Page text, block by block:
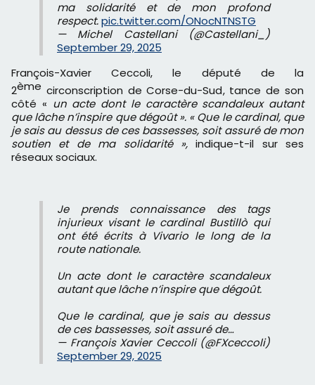
ma solidarité et de mon profond
respect.pic.twitter.com/ONocNTNSTG
— Michel Castellani (@Castellani_)
September 29, 2025
François-Xavier Ceccoli, le député de la
2ème circonscription de Corse-du-Sud, tance de son
côté « un acte dont le caractère scandaleux autant
que lâche n’inspire que dégoût ». « Que le cardinal, que
je sais au dessus de ces bassesses, soit assuré de mon
soutien et de ma solidarité »,indique-t-il sur ses
réseaux sociaux.
Je prends connaissance des tags
injurieux visant le cardinal Bustillò qui
ont été écrits à Vivario le long de la
route nationale.
Un acte dont le caractère scandaleux
autant que lâche n’inspire que dégoût.
Que le cardinal, que je sais au dessus
de ces bassesses, soit assuré de…
— François Xavier Ceccoli (@FXceccoli)
September 29, 2025